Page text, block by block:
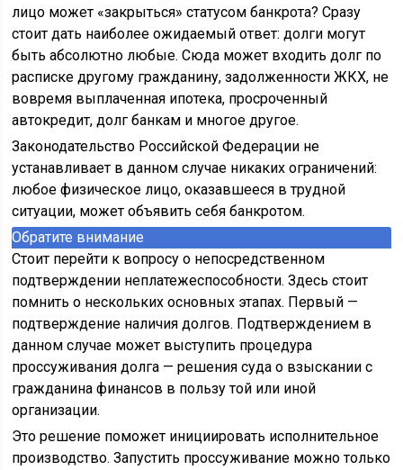
лицо может «закрыться» статусом банкрота? Сразу
стоит дать наиболее ожидаемый ответ: долги могут
быть абсолютно любые. Сюда может входить долг по
расписке другому гражданину, задолженности ЖКХ, не
вовремя выплаченная ипотека, просроченный
автокредит, долг банкам и многое другое.
Законодательство Российской Федерации не
устанавливает в данном случае никаких ограничений:
любое физическое лицо, оказавшееся в трудной
ситуации, может объявить себя банкротом.
Обратите внимание
Стоит перейти к вопросу о непосредственном
подтверждении неплатежеспособности. Здесь стоит
помнить о нескольких основных этапах. Первый —
подтверждение наличия долгов. Подтверждением в
данном случае может выступить процедура
проссуживания долга — решения суда о взыскании с
гражданина финансов в пользу той или иной
организации.
Это решение поможет инициировать исполнительное
производство. Запустить проссуживание можно только